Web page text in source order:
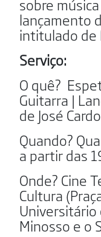
sobre
lançamento
intitulado de
Serviço:
O quê?
Guitarra |
de José
Quando?
a partir das
Onde? Cine
Cultura
Universitário
Minosso e o